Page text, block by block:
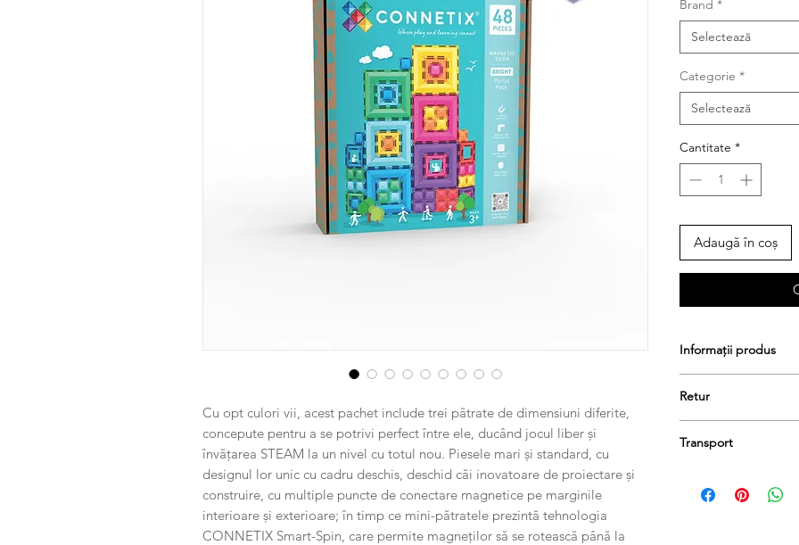
Cu opt culori vii, acest pachet include trei pătrate de dimensiuni diferite,
concepute pentru a se potrivi perfect între ele, ducând jocul liber și
învățarea STEAM la un nivel cu totul nou. Piesele mari și standard, cu
designul lor unic cu cadru deschis, deschid căi inovatoare de proiectare și
construire, cu multiple puncte de conectare magnetice pe marginile
interioare și exterioare; în timp ce mini-pătratele prezintă tehnologia
CONNETIX Smart-Spin, care permite magneților să se rotească până la
Brand *
Selectează
Categorie *
Selectează
Cantitate *
Adaugă în coș
Informații produs
8 x portaluri mari
8 x portaluri standard
32 x mini pătrate
Retur
păstrați etichetele și
Transport